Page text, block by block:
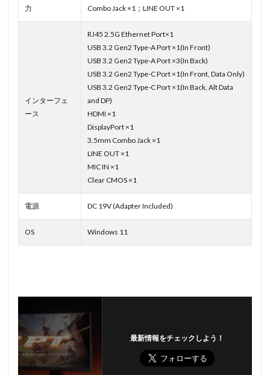
力
Combo Jack ×1；LINE OUT ×1
インターフェ
ース
RJ45 2.5G Ethernet Port×1
USB 3.2 Gen2 Type-A Port ×1(In Front)
USB 3.2 Gen2 Type-A Port ×3(In Back)
USB 3.2 Gen2 Type-C Port ×1(In Front, Data Only)
USB 3.2 Gen2 Type-C Port ×1(In Back, Alt Data
and DP)
HDMI ×1
DisplayPort ×1
3.5mm Combo Jack ×1
LINE OUT ×1
MIC IN ×1
Clear CMOS ×1
電源 DC 19V (Adapter Included)
OS Windows 11
最新情報をチェックしよう！